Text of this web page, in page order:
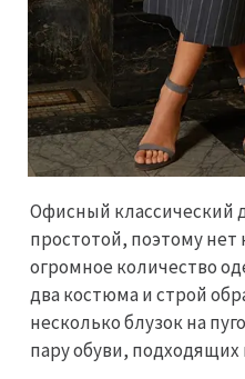
Офисный классический
простотой, поэтому
огромное количество
два костюма и строй
несколько блузок на
пару обуви,